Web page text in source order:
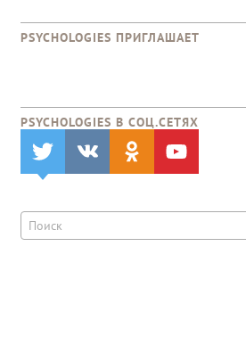
PSYCHOLOGIES ПРИГЛАШАЕТ
PSYCHOLOGIES В CОЦ.СЕТЯХ